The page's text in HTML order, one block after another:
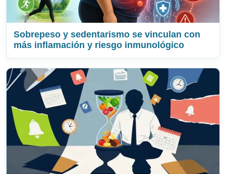
Sobrepeso y sedentarismo se vinculan con
más inflamación y riesgo inmunológico